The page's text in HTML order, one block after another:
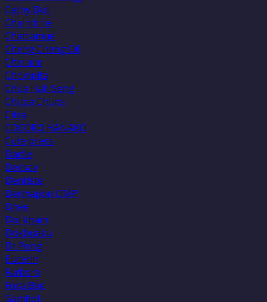
Cathy Doll
Chaindrite
Chatramue
Cheng Cheng Oil
Cheraim
Chomnita
Chua Hah Seng
Chupa Chups
Citra
COCORO HANAKO
Cute press
Darlie
Deesay
Dentiste
Dermapon DMP
Dnee
Doi kham
Dokbuaku
Dr.Pong
Eucerin
Farbera
Fora Bee
Gambol